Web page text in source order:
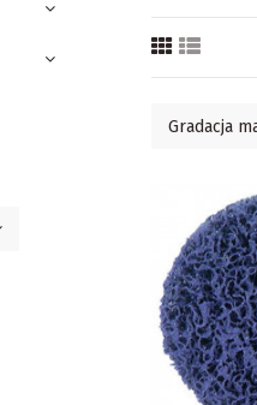
Gradacja